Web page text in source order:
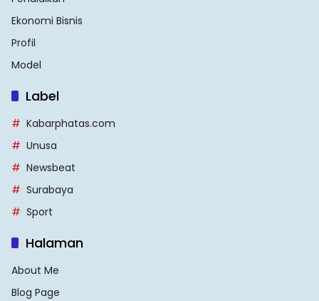
Ekonomi Bisnis
Profil
Model
Label
Kabarphatas.com
Unusa
Newsbeat
Surabaya
Sport
Halaman
About Me
Blog Page